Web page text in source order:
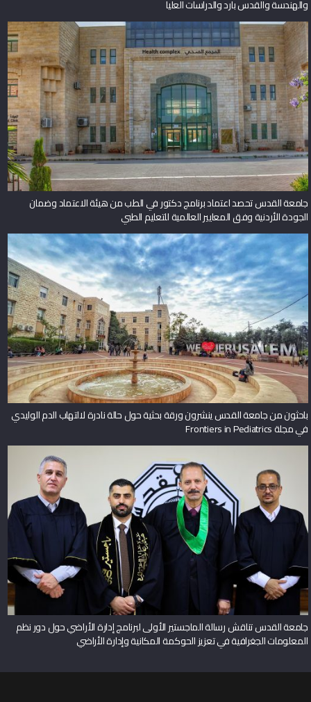
والهندسة والقدس بارد والدراسات العليا
جامعة القدس تحصد اعتماد برنامج دكتور في الطب من هيئة الاعتماد وضمان
الجودة الأردنية وفق المعايير العالمية للتعليم الطبي
باحثون من جامعة القدس ينشرون ورقة بحثية حول حالة نادرة لالتهاب الدم الوليدي
في مجلة Frontiers in Pediatrics
جامعة القدس تناقش رسالة الماجستير الأولى لبرنامج إدارة الأراضي حول دور نظم
المعلومات الجغرافية في تعزيز الحوكمة المكانية وإدارة الأراضي